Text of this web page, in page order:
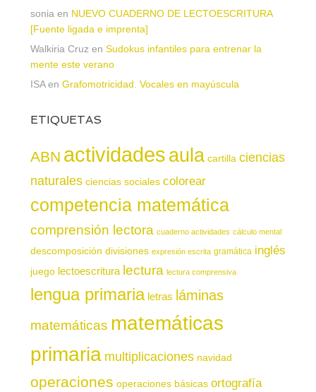
sonia en NUEVO CUADERNO DE LECTOESCRITURA
[Fuente ligada e imprenta]
Walkiria Cruz en Sudokus infantiles para entrenar la
mente este verano
ISAen Grafomotricidad. Vocales en mayúscula
ETIQUETAS
ABN actividadesaula cartilla ciencias
naturales ciencias sociales colorear
competencia matemática
comprensión lectora cuaderno actividades cálculo mental
descomposición divisiones expresión escrita gramática inglés
juego lectoescritura lectura lectura comprensiva
lengua primaria letras láminas
matemáticas matemáticas
primaria multiplicaciones navidad
operaciones operaciones básicas ortografía